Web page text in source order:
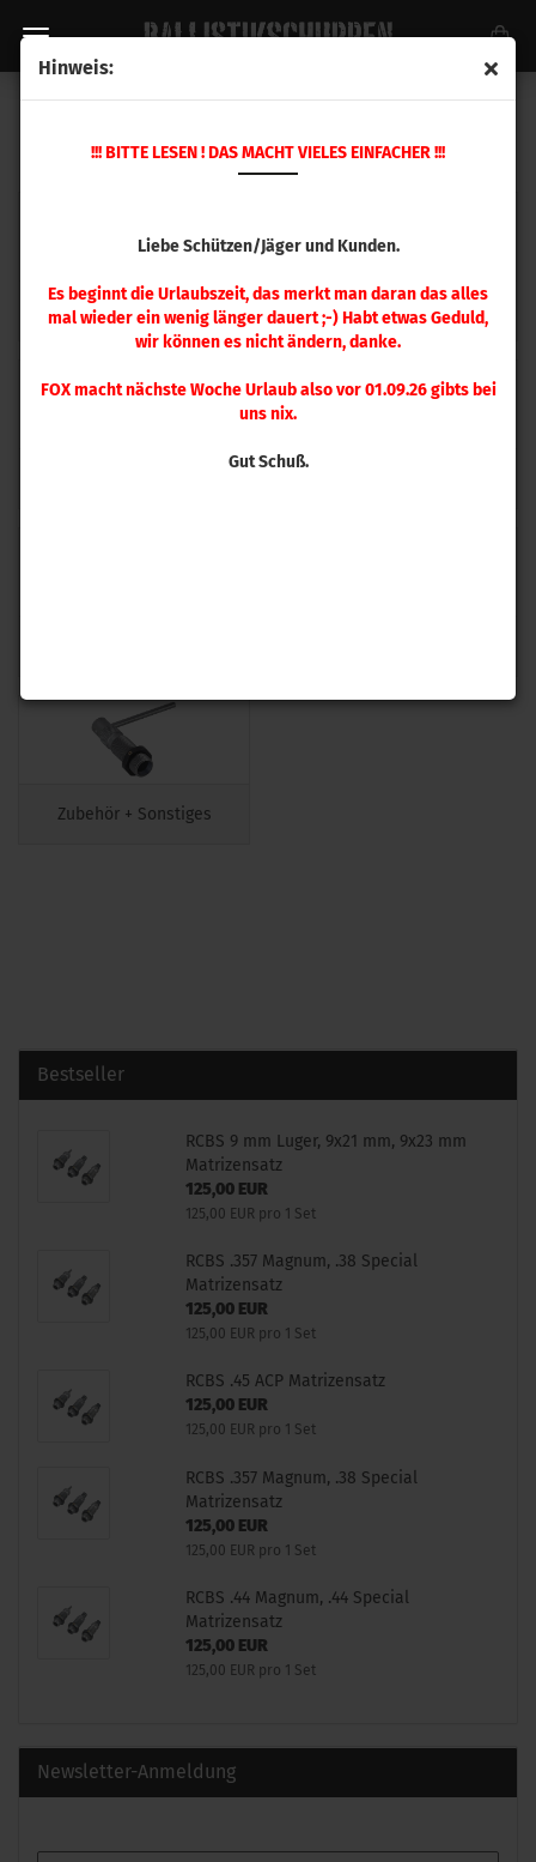
Hinweis:
!!! BITTE LESEN ! DAS MACHT VIELES EINFACHER !!!
Liebe Schützen/Jäger und Kunden.
Es beginnt die Urlaubszeit, das merkt man daran das alles
mal wieder ein wenig länger dauert ;-) Habt etwas Geduld,
wir können es nicht ändern, danke.
FOX macht nächste Woche Urlaub also vor 01.09.26 gibts bei
uns nix.
Gut Schuß.
Matrizen Hülsenhalter
Zubehör + Sonstiges
Bestseller
RCBS 9 mm Luger, 9x21 mm, 9x23 mm
Matrizensatz
125,00 EUR
125,00 EUR pro 1 Set
RCBS .357 Magnum, .38 Special
Matrizensatz
125,00 EUR
125,00 EUR pro 1 Set
RCBS .45 ACP Matrizensatz
125,00 EUR
125,00 EUR pro 1 Set
RCBS .357 Magnum, .38 Special
Matrizensatz
125,00 EUR
125,00 EUR pro 1 Set
RCBS .44 Magnum, .44 Special
Matrizensatz
125,00 EUR
125,00 EUR pro 1 Set
Newsletter-Anmeldung